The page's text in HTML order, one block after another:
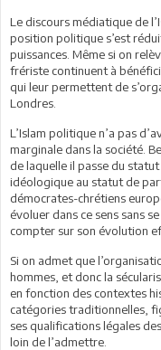
Le discours médiatique de
position politique s’est
puissances. Même si on
frériste continuent à
qui leur permettent de
Londres.
L’Islam politique n’a pas
marginale dans la société.
de laquelle il passe du
idéologique au statut de
démocrates-chrétiens
évoluer dans ce sens sans
compter sur son évolution
Si on admet que
hommes, et donc la
en fonction des contextes
catégories traditionnelles,
ses qualifications légales
loin de l’admettre.